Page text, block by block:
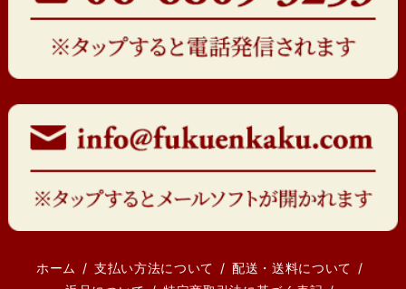
ホーム 支払い方法について
配送・送料について